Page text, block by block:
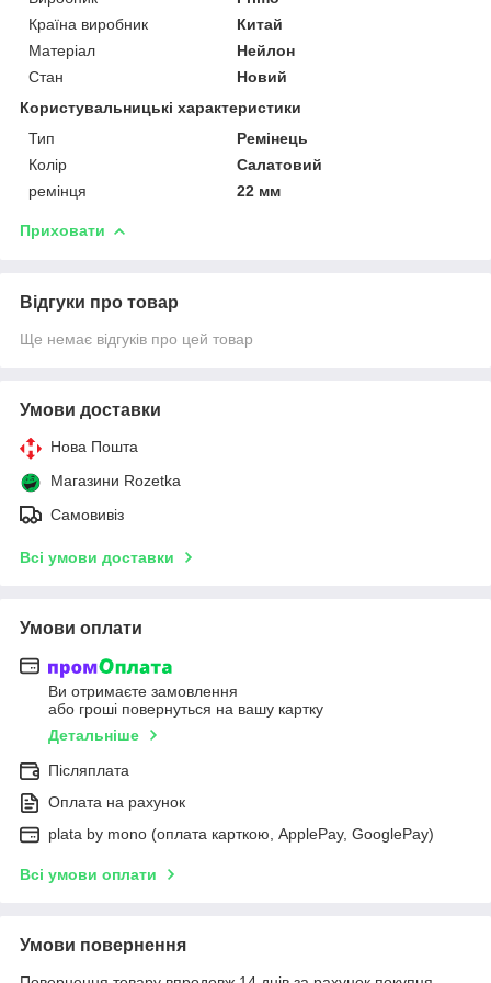
Країна виробник
Китай
Матеріал
Нейлон
Стан
Новий
Користувальницькі характеристики
Тип
Ремінець
Колір
Салатовий
ремінця
22 мм
Приховати
Відгуки про товар
Ще немає відгуків про цей товар
Умови доставки
Нова Пошта
Магазини Rozetka
Самовивіз
Всі умови доставки
Умови оплати
Ви отримаєте замовлення
або гроші повернуться на вашу картку
Детальніше
Післяплата
Оплата на рахунок
plata by mono (оплата карткою, ApplePay, GooglePay)
Всі умови оплати
Умови повернення